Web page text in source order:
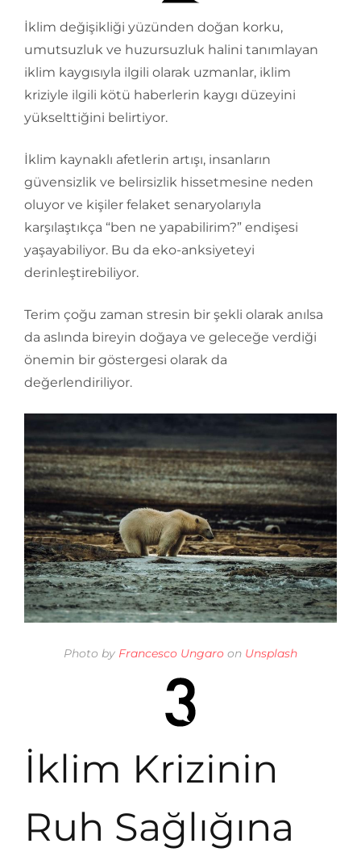
İklim değişikliği yüzünden doğan korku,
umutsuzluk ve huzursuzluk halini tanımlayan
iklim kaygısıyla ilgili olarak uzmanlar, iklim
kriziyle ilgili kötü haberlerin kaygı düzeyini
yükselttiğini belirtiyor.
İklim kaynaklı afetlerin artışı, insanların
güvensizlik ve belirsizlik hissetmesine neden
oluyor ve kişiler felaket senaryolarıyla
karşılaştıkça “ben ne yapabilirim?” endişesi
yaşayabiliyor. Bu da eko-anksiyeteyi
derinleştirebiliyor.
Terim çoğu zaman stresin bir şekli olarak anılsa
da aslında bireyin doğaya ve geleceğe verdiği
önemin bir göstergesi olarak da
değerlendiriliyor.
Photo by Francesco Ungaro on Unsplash
İklim Krizinin
Ruh Sağlığına